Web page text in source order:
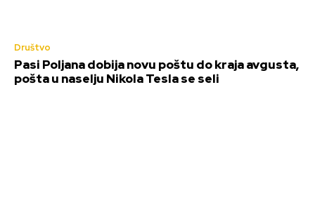
Društvo
Pasi Poljana dobija novu poštu do kraja avgusta,
pošta u naselju Nikola Tesla se seli